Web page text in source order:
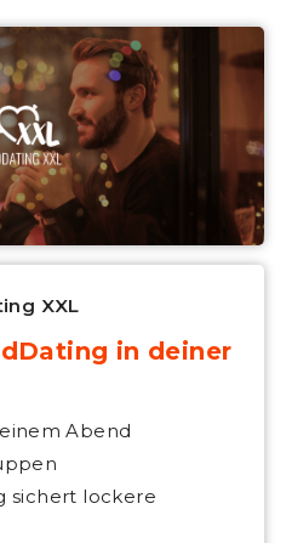
XXL
in deiner
Abend
sichert lockere